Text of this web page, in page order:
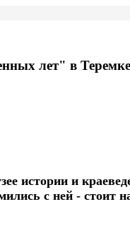
лет" в
истории и
с ней - стоит